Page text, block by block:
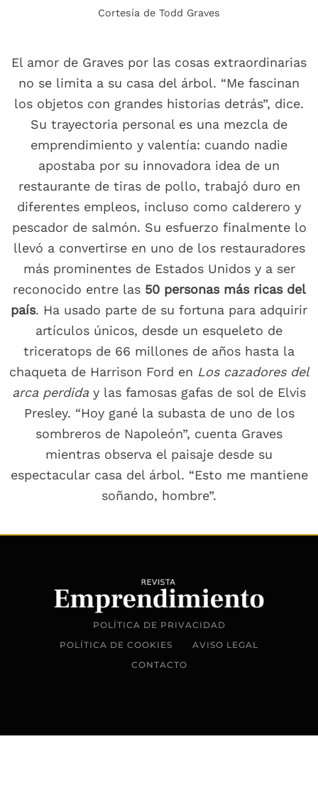
Cortesía de Todd Graves
El amor de Graves por las cosas extraordinarias
no se limita a su casa del árbol. “Me fascinan
los objetos con grandes historias detrás”, dice.
Su trayectoria personal es una mezcla de
emprendimiento y valentía: cuando nadie
apostaba por su innovadora idea de un
restaurante de tiras de pollo, trabajó duro en
diferentes empleos, incluso como calderero y
pescador de salmón. Su esfuerzo finalmente lo
llevó a convertirse en uno de los restauradores
más prominentes de Estados Unidos y a ser
reconocido entre las 50 personas más ricas del
país. Ha usado parte de su fortuna para adquirir
artículos únicos, desde un esqueleto de
triceratops de 66 millones de años hasta la
chaqueta de Harrison Ford en Los cazadores del
arca perdida y las famosas gafas de sol de Elvis
Presley. “Hoy gané la subasta de uno de los
sombreros de Napoleón”, cuenta Graves
mientras observa el paisaje desde su
espectacular casa del árbol. “Esto me mantiene
soñando, hombre”.
POLÍTICA DE PRIVACIDAD
POLÍTICA DE COOKIES
AVISO LEGAL
CONTACTO